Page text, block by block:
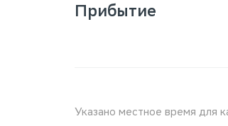
Прибытие
Указано местное время для